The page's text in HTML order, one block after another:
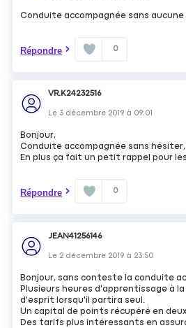
Conduite accompagnée sans
Répondre 0
VR.K24232516
Le 3 décembre 2019 à 09:01
Bonjour,
Conduite accompagnée sans
En plus ça fait un petit rappel pour
Répondre 0
JEAN41256146
Le 2 décembre 2019 à 23:50
Bonjour, sans conteste la conduite
Plusieurs heures d'apprentissage à
d'esprit lorsqu'il partira seul.
Un capital de points récupéré en
Des tarifs plus intéressants en